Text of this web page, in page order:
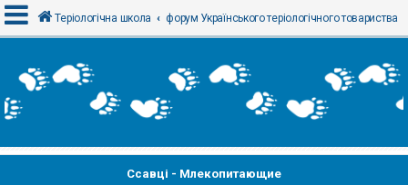
х
і
Теріологічна школа форум Українського теріологічного товариства
Ссавці - Млекопитающие